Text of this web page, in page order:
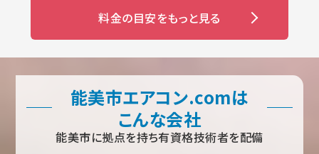
料金の目安をもっと見る
能美市エアコン.comは
こんな会社
能美市に拠点を持ち有資格技術者を配備